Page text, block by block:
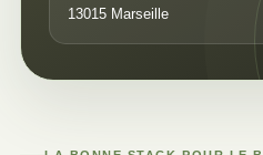
13015 Marseille